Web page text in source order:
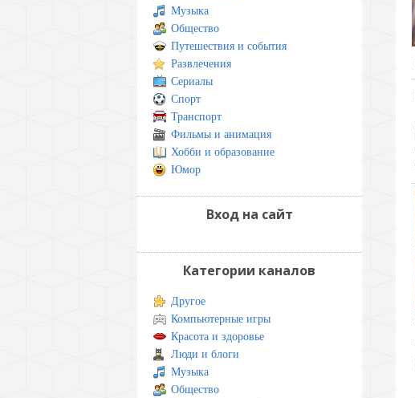
Музыка
Общество
Путешествия и события
Развлечения
Сериалы
Спорт
Транспорт
Фильмы и анимация
Хобби и образование
Юмор
Вход на сайт
Категории каналов
Другое
Компьютерные игры
Красота и здоровье
Люди и блоги
Музыка
Общество